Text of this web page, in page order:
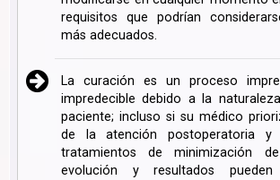
requisitos que podrían
más adecuados.
La curación es un proceso
impredecible debido a la
paciente; incluso si su médico
de la atención postoperatoria
tratamientos de minimización
evolución y resultados